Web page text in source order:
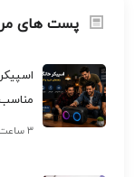
پست های
مناسب
۳ ساعت پیش